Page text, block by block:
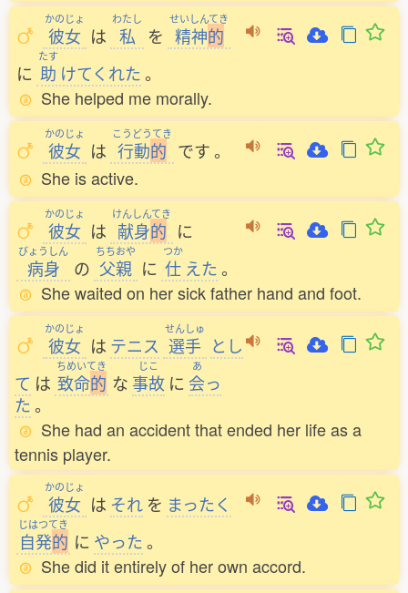
かのじょ
彼女 は
わたし
私 を
せいしんてき
精神的
に
たす
助 けてくれた。
She helped me morally.
かのじょ
彼女 は
こうどうてき
行動的 です。
She is active.
かのじょ
彼女 は
けんしんてき
献身的 に
びょうしん
病身 の
ちちおや
父親 に
つか
仕 えた。
She waited on her sick father hand and foot.
かのじょ
彼女 は テニス
せんしゅ
選手 とし
て は
ちめいてき
致命的 な
じこ
事故 に
あ
会っ
た。
She had an accident that ended her life as a
tennis player.
かのじょ
彼女 は それ を まったく
じはつてき
自発的 に やった。
She did it entirely of her own accord.